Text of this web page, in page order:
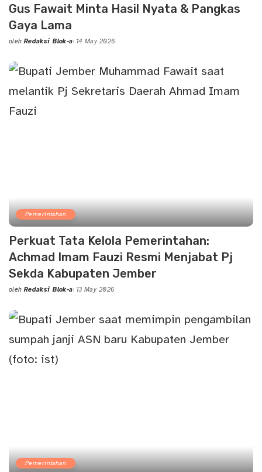
Gus Fawait Minta Hasil Nyata & Pangkas
Gaya Lama
Posted
oleh Redaksi Blok-a 14 May 2026
Pemerintahan
Perkuat Tata Kelola Pemerintahan:
Achmad Imam Fauzi Resmi Menjabat Pj
Sekda Kabupaten Jember
Posted
oleh Redaksi Blok-a 13 May 2026
Pemerintahan